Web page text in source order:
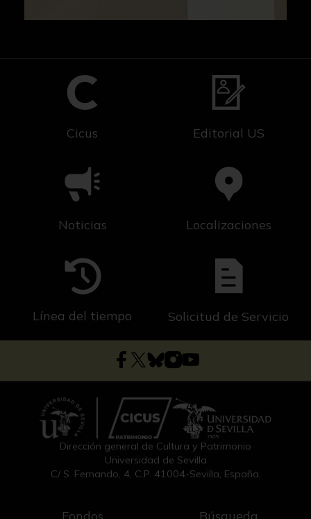
Cicus Editorial US
Noticias Localizaciones
Línea del tiempo Solicitud de Servicio
Dirección general de Cultura y Patrimonio
Universidad de Sevilla
C/ S. Fernando, 4, C.P. 41004-Sevilla, España.
Fondos Búsqueda